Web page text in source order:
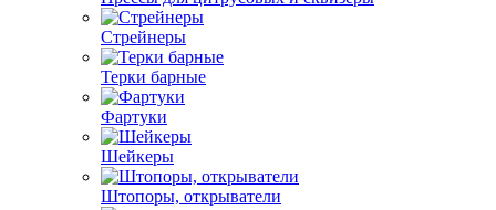
Стрейнеры
Терки барные
Фартуки
Шейкеры
Штопоры, открыватели